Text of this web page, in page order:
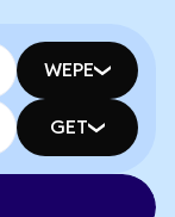
WEPE
GET